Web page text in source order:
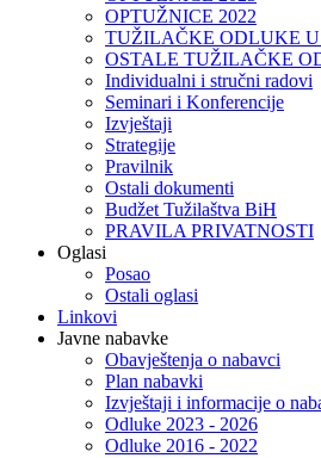
OPTUŽNICE 2022
TUŽILAČKE ODLUKE U
OSTALE TUŽILAČKE
Individualni i stručni radovi
Seminari i Konferencije
Izvještaji
Strategije
Pravilnik
Ostali dokumenti
Budžet Tužilaštva BiH
PRAVILA PRIVATNOSTI
Oglasi
Posao
Ostali oglasi
Linkovi
Javne nabavke
Obavještenja o nabavci
Plan nabavki
Izvještaji i informacije o
Odluke 2023 - 2026
Odluke 2016 - 2022